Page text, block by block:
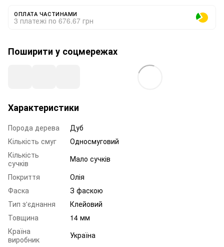
ОПЛАТА ЧАСТИНАМИ
3 платежі по 676.67 грн
Поширити у соцмережах
Характеристики
Порода дерева
Дуб
Кількість смуг
Односмуговий
Кількість
сучків
Мало сучків
Покриття
Олія
Фаска
З фаскою
Тип з'єднання
Клейовий
Товщина
14 мм
Країна
виробник
Україна